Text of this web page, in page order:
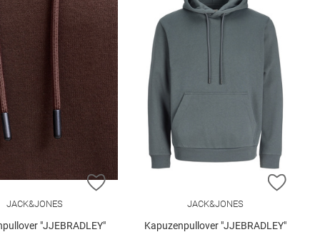
HINZUFÜGEN ZUR WUNSCHLISTE HINZUFÜGEN
JACK&JONES
"JJEBRADLEY"
ZUR
JACK&JONES
Kapuzenpullover "JJEBRADLEY"